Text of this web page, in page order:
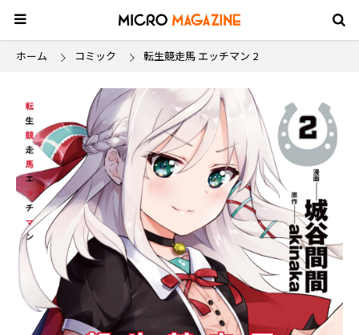
ホーム コミック 転生競走馬 エッチマン 2